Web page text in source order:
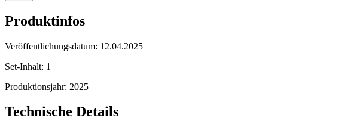
Produktinfos
Veröffentlichungsdatum: 12.04.2025
Set-Inhalt: 1
Produktionsjahr: 2025
Technische Details